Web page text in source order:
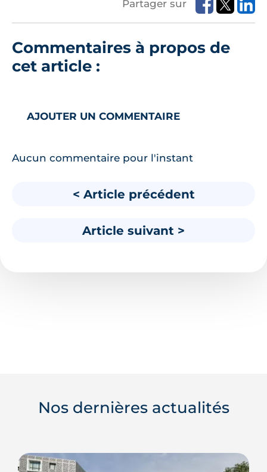
Partager sur
Commentaires à propos de
cet article :
AJOUTER UN COMMENTAIRE
Aucun commentaire pour l'instant
< Article précédent
Article suivant >
Nos dernières actualités